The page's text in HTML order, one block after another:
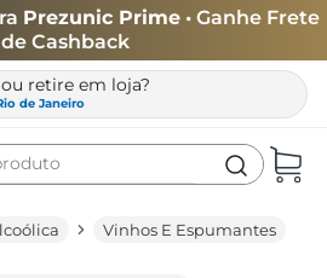
Prezunic Prime • Ganhe Frete
Cashback
retire em loja?
de Janeiro
Vinhos E Espumantes